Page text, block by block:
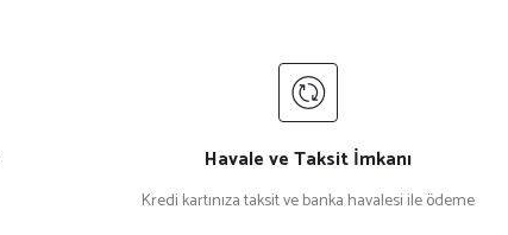
Havale ve Taksit İmkanı
Kredi kartınıza taksit ve banka havalesi ile ödeme